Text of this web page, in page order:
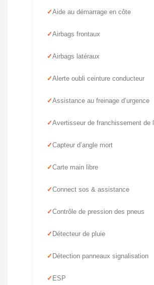
Aide au démarrage en côte
Airbags frontaux
Airbags latéraux
Alerte oubli ceinture conducteur
Assistance au freinage d’urgence
Avertisseur de franchissement de
Capteur d’angle mort
Carte main libre
Connect sos & assistance
Contrôle de pression des pneus
Détecteur de pluie
Détection panneaux signalisation
ESP